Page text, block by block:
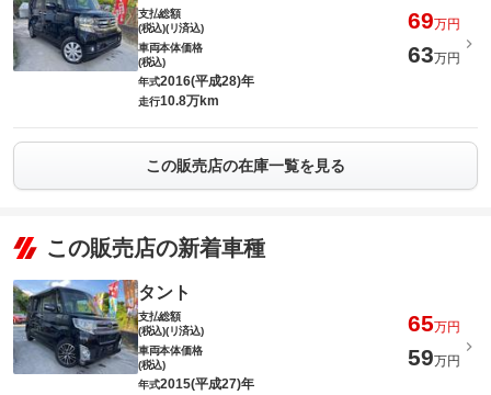
支払総額
(税込)(リ済込)
69万円
車両本体価格
(税込)
63万円
年式2016(平成28)年
走行10.8万km
この販売店の在庫一覧を見る
この販売店の新着車種
タント
支払総額
(税込)(リ済込)
65万円
車両本体価格
(税込)
59万円
年式2015(平成27)年